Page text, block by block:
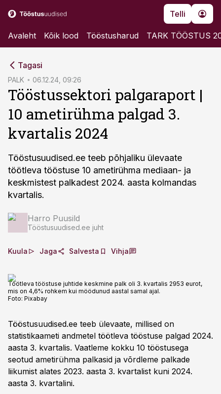
Telli
Avaleht Kõik lood Tööstusharud TARK TÖÖSTUS
Tagasi
PALK 06.12.24, 09:26
Tööstussektori palgaraport |
10 ametirühma palgad 3.
kvartalis 2024
Tööstusuudised.ee teeb põhjaliku ülevaate
töötleva tööstuse 10 ametirühma mediaan- ja
keskmistest palkadest 2024. aasta kolmandas
kvartalis.
Harro Puusild
Tööstusuudised.ee juht
Kuula Jaga Salvesta Vihja
Töötleva tööstuse juhtide keskmine palk oli 3. kvartalis 2953 eurot,
mis on 4,6% rohkem kui möödunud aastal samal ajal.
Foto: Pixabay
Tööstusuudised.ee teeb ülevaate, millised on
statistikaameti andmetel töötleva tööstuse palgad 2024.
aasta 3. kvartalis. Vaatleme kokku 10 tööstusega
seotud ametirühma palkasid ja võrdleme palkade
liikumist alates 2023. aasta 3. kvartalist kuni 2024.
aasta 3. kvartalini.